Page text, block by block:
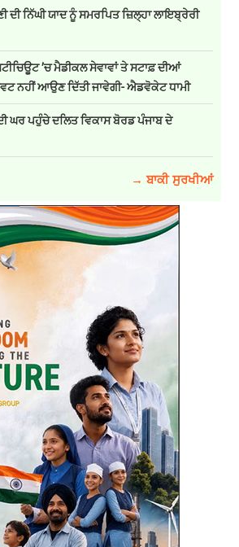
ਨਿੱਘੀ ਯਾਦ ਨੂੰ ਸਮਰਪਿਤ ਜ਼ਿਲ੍ਹਾ ਲਾਇਬ੍ਰੇਰੀ
’ਚ ਮੈਡੀਕਲ ਸੇਵਾਵਾਂ ਤੇ ਸਟਾਫ਼ ਦੀਆਂ
ਨਹੀਂ ਆਉਣ ਦਿੱਤੀ ਜਾਵੇਗੀ- ਐਡਵੋਕੇਟ ਧਾਮੀ
ਘਰ ਪਹੁੰਚੇ ਦਲਿਤ ਵਿਕਾਸ ਬੋਰਡ ਪੰਜਾਬ ਦੇ
→ ਬਾਕੀ ਸੁਰਖੀਆਂ